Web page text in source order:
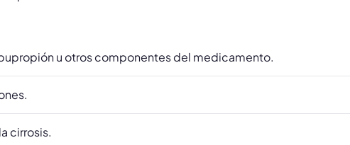
u otros componentes del medicamento.
cirrosis.